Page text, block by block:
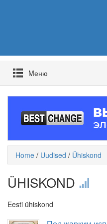
Mеню
Home / Uudised / Ühiskond
ÜHISKOND
Eesti ühiskond